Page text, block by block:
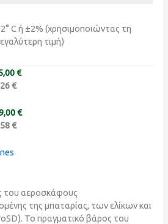
C ή ±2% (χρησιμοποιώντας τη
τιμή)
€
€
€
€
του αεροσκάφους
της μπαταρίας, των ελίκων και
Το πραγματικό βάρος του